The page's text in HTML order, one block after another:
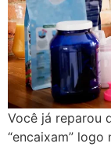
Você já reparou
“encaixam”